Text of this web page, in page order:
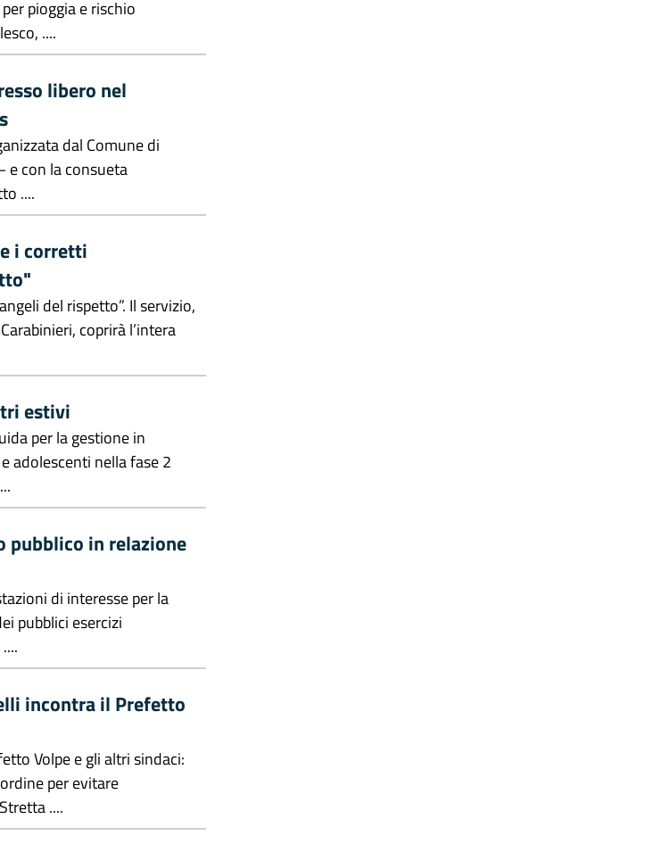
pioggia e rischio
....
libero nel
dal Comune di
e con la consueta
....
i corretti
del rispetto”. Il servizio,
coprirà l’intera
estivi
per la gestione in
adolescenti nella fase 2
pubblico in relazione
di interesse per la
pubblici esercizi
incontra il Prefetto
Volpe e gli altri sindaci:
per evitare
....